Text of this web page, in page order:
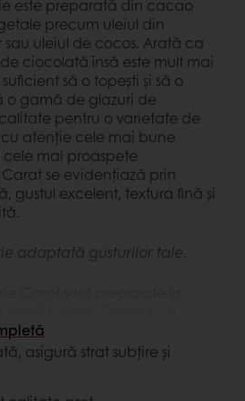
este preparată din cacao
precum uleiul din
uleiul de cocos. Arată ca
ciocolată însă este mult mai
să o topești și să o
o gamă de glazuri de
pentru o varietate de
atenție cele mai bune
mai proaspete
se evidențiază prin
gustul excelent, textura fină și
adaptată gusturilor tale.
la gusturile locale și
aplicare ale zonei. Prin
de asemenea, că toți
asigură strat subțire și